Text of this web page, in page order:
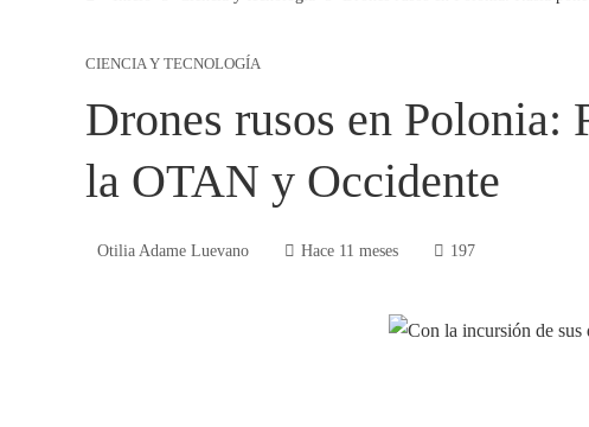
CIENCIA Y TECNOLOGÍA
Drones rusos en Polonia:
la OTAN y Occidente
Otilia Adame Luevano Hace 11 meses 197